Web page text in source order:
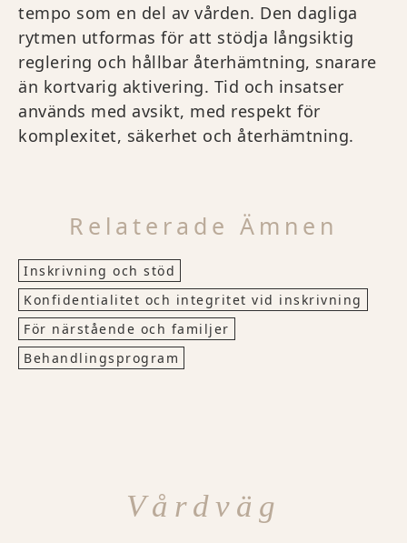
tempo som en del av vården. Den dagliga
rytmen utformas för att stödja långsiktig
reglering och hållbar återhämtning, snarare
än kortvarig aktivering. Tid och insatser
används med avsikt, med respekt för
komplexitet, säkerhet och återhämtning.
Relaterade Ämnen
Inskrivning och stöd
Konfidentialitet och integritet vid inskrivning
För närstående och familjer
Behandlingsprogram
Vårdväg